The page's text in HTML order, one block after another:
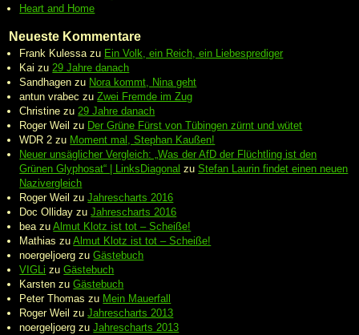
Heart and Home
Neueste Kommentare
Frank Kulessazu Ein Volk, ein Reich, ein Liebesprediger
Kai zu29 Jahre danach
Sandhagen zu Nora kommt, Nina geht
antun vrabec zuZwei Fremde im Zug
Christine zu29 Jahre danach
Roger Weil zu Der Grüne Fürst von Tübingen zürnt und wütet
WDR 2 zu Moment mal, Stephan Kaußen!
Neuer unsäglicher Vergleich: „Was der AfD der Flüchtling ist den
Grünen Glyphosat“ | LinksDiagonal zuStefan Laurin findet einen neuen
Nazivergleich
Roger Weil zuJahrescharts 2016
Doc Olliday zuJahrescharts 2016
beazuAlmut Klotz ist tot – Scheiße!
Mathias zuAlmut Klotz ist tot – Scheiße!
noergeljoerg zuGästebuch
VIGLi zuGästebuch
Karsten zuGästebuch
Peter Thomas zu Mein Mauerfall
Roger Weil zuJahrescharts 2013
noergeljoerg zuJahrescharts 2013